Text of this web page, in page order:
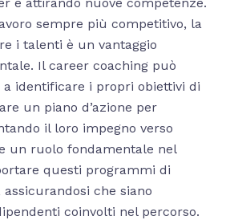
sempre più competitivo, la
i talenti è un vantaggio
Il career coaching può
identificare i propri obiettivi di
un piano d’azione per
il loro impegno verso
un ruolo fondamentale nel
questi programmi di
che siano
coinvolti nel percorso.